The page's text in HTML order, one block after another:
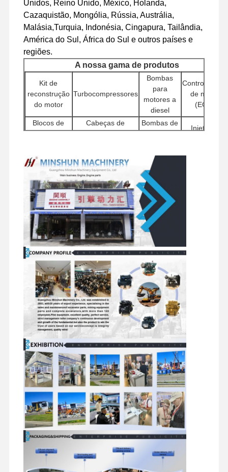
motor a diesel
Motor de MITSUBISHI
Motor de escavadeira
jogo da reconstrução do motor
Bomba de injecção
Outras Peças do Motor
componentes elétricos do motor
Sistema de combustível do motor
Peças Hidráulicas de Escavadeira
peças sobresselentes da máquina escavadora
Unidos, Reino Unido, México, Holanda,
Cazaquistão, Mongólia, Rússia, Austrália,
Malásia,Turquia, Indonésia, Cingapura, Tailândia,
América do Sul, África do Sul e outros países e
regiões.
A nossa gama de produtos
Kit de
reconstrução
do motor
Turbocompressores
Bombas
para
motores a
diesel
Controladores
de motor
(ECU)
Blocos de
cilindros
Cabeças de
cilindros
Bombas de
água
Injetores
Motores de
arranque
Filtros
acessórios
de motores
Componentes
giratórios
Válvulas de
distribuição
Associações
de motores
de viagem